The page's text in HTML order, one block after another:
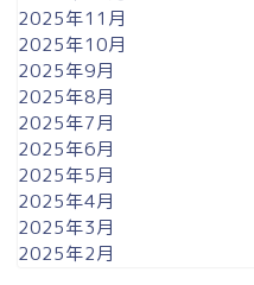
2025年11月
2025年10月
2025年9月
2025年8月
2025年7月
2025年6月
2025年5月
2025年4月
2025年3月
2025年2月